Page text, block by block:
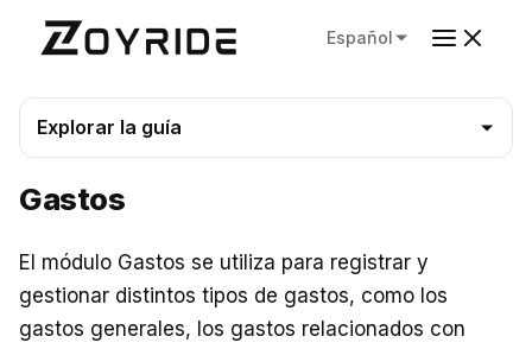
Español
Explorar la guía
Gastos
El módulo Gastos se utiliza para registrar y
gestionar distintos tipos de gastos, como los
gastos generales, los gastos relacionados con